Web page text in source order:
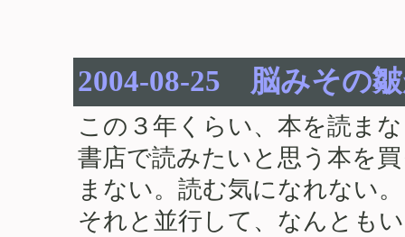
2004-08-25 脳みその
この３年くらい、本を読ま
書店で読みたいと思う本を
まない。読む気になれない。
それと並行して、なんとも